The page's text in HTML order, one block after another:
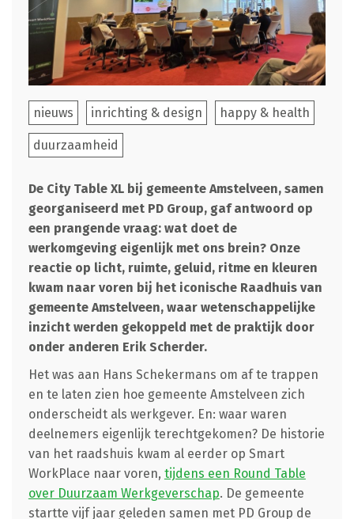
nieuws inrichting & design happy & health
duurzaamheid
De City Table XL bij gemeente Amstelveen, samen
georganiseerd met PD Group, gaf antwoord op
een prangende vraag: wat doet de
werkomgeving eigenlijk met ons brein? Onze
reactie op licht, ruimte, geluid, ritme en kleuren
kwam naar voren bij het iconische Raadhuis van
gemeente Amstelveen, waar wetenschappelijke
inzicht werden gekoppeld met de praktijk door
onder anderen Erik Scherder.
Het was aan Hans Schekermans om af te trappen
en te laten zien hoe gemeente Amstelveen zich
onderscheidt als werkgever. En: waar waren
deelnemers eigenlijk terechtgekomen? De historie
van het raadshuis kwam al eerder op Smart
WorkPlace naar voren, tijdens een Round Table
over Duurzaam Werkgeverschap. De gemeente
startte vijf jaar geleden samen met PD Group de